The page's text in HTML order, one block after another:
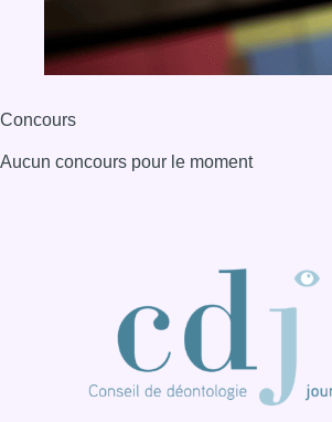
Consulter page Instagram